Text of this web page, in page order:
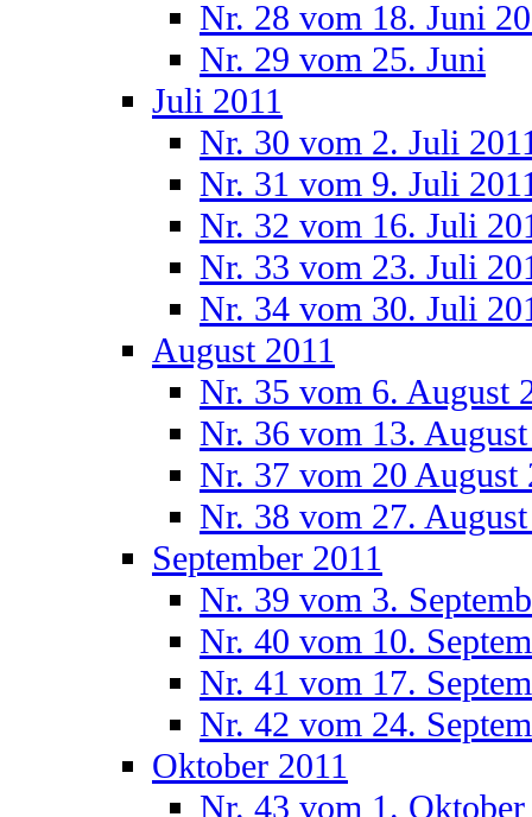
Nr. 28 vom 18. Juni
Nr. 29 vom 25. Juni
Juli 2011
Nr. 30 vom 2. Juli
Nr. 31 vom 9. Juli
Nr. 32 vom 16. Juli
Nr. 33 vom 23. Juli
Nr. 34 vom 30. Juli
August 2011
Nr. 35 vom 6. August
Nr. 36 vom 13.
Nr. 37 vom 20 August
Nr. 38 vom 27.
September 2011
Nr. 39 vom 3.
Nr. 40 vom 10.
Nr. 41 vom 17.
Nr. 42 vom 24.
Oktober 2011
Nr. 43 vom 1. Oktober